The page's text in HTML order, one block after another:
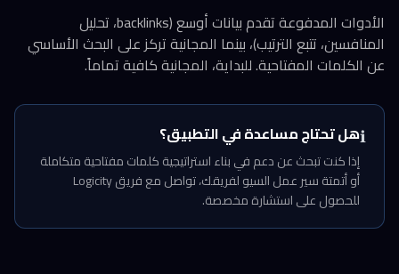
الأدوات المدفوعة تقدم بيانات أوسع (backlinks، تحليل
المنافسين، تتبع الترتيب)، بينما المجانية تركز على البحث الأساسي
عن الكلمات المفتاحية. للبداية، المجانية كافية تماماً.
ℹ️هل تحتاج مساعدة في التطبيق؟
إذا كنت تبحث عن دعم في بناء استراتيجية كلمات مفتاحية متكاملة
أو أتمتة سير عمل السيو لفريقك، تواصل مع فريق Logicity
للحصول على استشارة مخصصة.